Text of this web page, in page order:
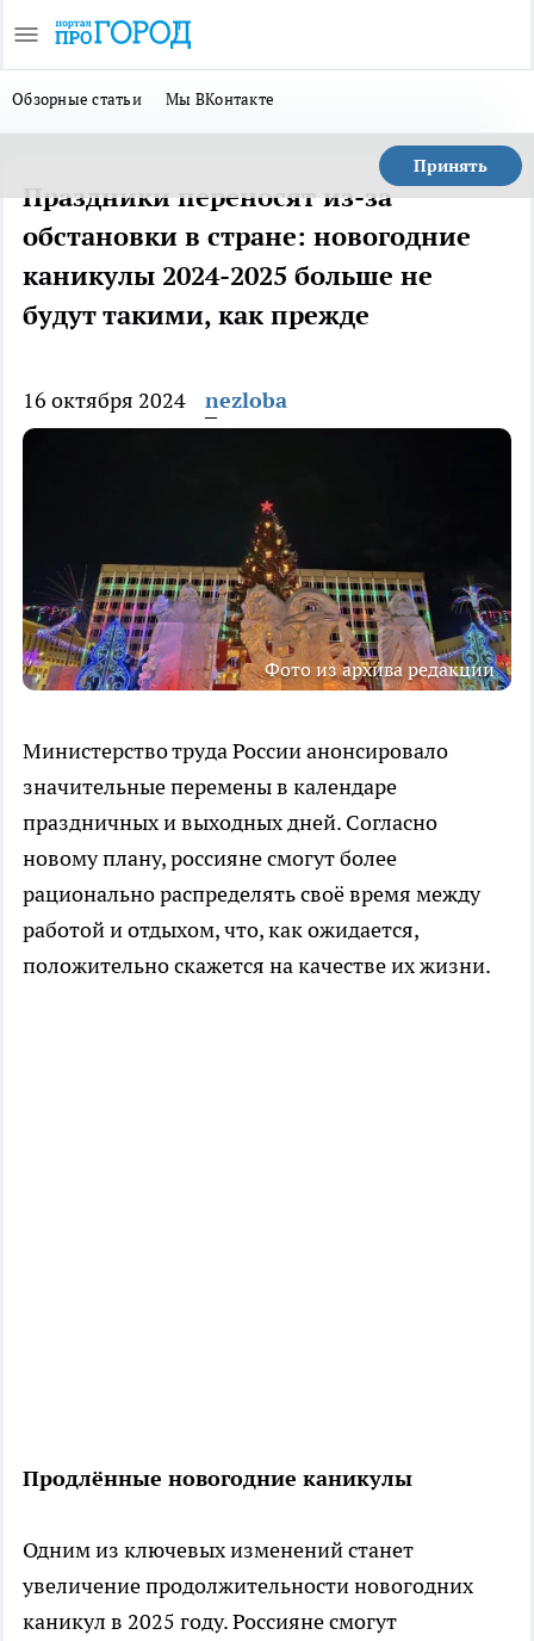
Обзорные статьи Мы ВКонтакте
Принять
Праздники переносят из-за
обстановки в стране: новогодние
каникулы 2024-2025 больше не
будут такими, как прежде
16 октября 2024 nezloba
Фото из архива редакции
Министерство труда России анонсировало
значительные перемены в календаре
праздничных и выходных дней. Согласно
новому плану, россияне смогут более
рационально распределять своё время между
работой и отдыхом, что, как ожидается,
положительно скажется на качестве их жизни.
Продлённые новогодние каникулы
Одним из ключевых изменений станет
увеличение продолжительности новогодних
каникул в 2025 году. Россияне смогут